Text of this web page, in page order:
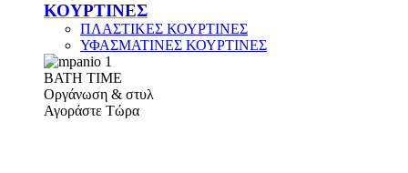
ΚΟΥΡΤΙΝΕΣ
ΠΛΑΣΤΙΚΕΣ ΚΟΥΡΤΙΝΕΣ
ΥΦΑΣΜΑΤΙΝΕΣ ΚΟΥΡΤΙΝΕΣ
ΒΑΤΗ ΤΙΜΕ
Οργάνωση & στυλ
Αγοράστε Τώρα